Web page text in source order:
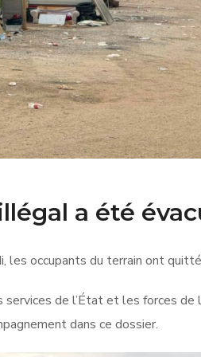
a été
les occupants du terrain ont
de l’État et les forces de
dans ce dossier.